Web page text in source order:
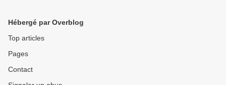
Hébergé par Overblog
Top articles
Pages
Contact